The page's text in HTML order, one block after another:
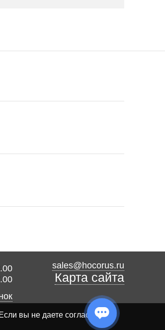
sales@hocorus.ru
Карта сайта
вы не даете согласия на